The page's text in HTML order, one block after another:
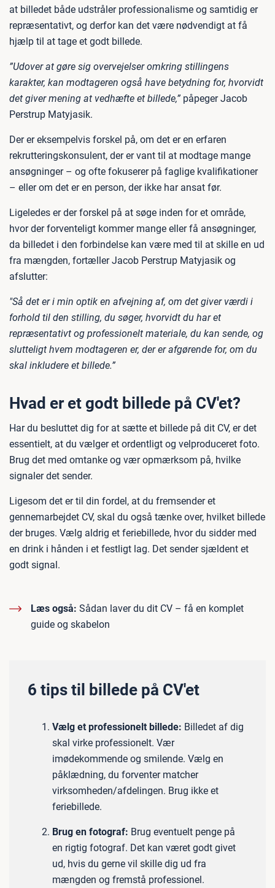
at billedet både udstråler professionalisme og samtidig er
repræsentativt, og derfor kan det være nødvendigt at få
hjælp til at tage et godt billede.
”Udover at gøre sig overvejelser omkring stillingens
karakter, kan modtageren også have betydning for, hvorvidt
det giver mening at vedhæfte et billede,” påpeger Jacob
Perstrup Matyjasik.
Der er eksempelvis forskel på, om det er en erfaren
rekrutteringskonsulent, der er vant til at modtage mange
ansøgninger – og ofte fokuserer på faglige kvalifikationer
– eller om det er en person, der ikke har ansat før.
Ligeledes er der forskel på at søge inden for et område,
hvor der forventeligt kommer mange eller få ansøgninger,
da billedet i den forbindelse kan være med til at skille en ud
fra mængden, fortæller Jacob Perstrup Matyjasik og
afslutter:
"Så det er i min optik en afvejning af, om det giver værdi i
forhold til den stilling, du søger, hvorvidt du har et
repræsentativt og professionelt materiale, du kan sende, og
slutteligt hvem modtageren er, der er afgørende for, om du
skal inkludere et billede.”
Hvad er et godt billede på CV'et?
Har du besluttet dig for at sætte et billede på dit CV, er det
essentielt, at du vælger et ordentligt og velproduceret foto.
Brug det med omtanke og vær opmærksom på, hvilke
signaler det sender.
Ligesom det er til din fordel, at du fremsender et
gennemarbejdet CV, skal du også tænke over, hvilket billede
der bruges. Vælg aldrig et feriebillede, hvor du sidder med
en drink i hånden i et festligt lag. Det sender sjældent et
godt signal.
Læs også: Sådan laver du dit CV – få en komplet
guide og skabelon
6 tips til billede på CV'et
Vælg et professionelt billede: Billedet af dig
skal virke professionelt. Vær
imødekommende og smilende. Vælg en
påklædning, du forventer matcher
virksomheden/afdelingen. Brug ikke et
feriebillede.
Brug en fotograf: Brug eventuelt penge på
en rigtig fotograf. Det kan været godt givet
ud, hvis du gerne vil skille dig ud fra
mængden og fremstå professionel.